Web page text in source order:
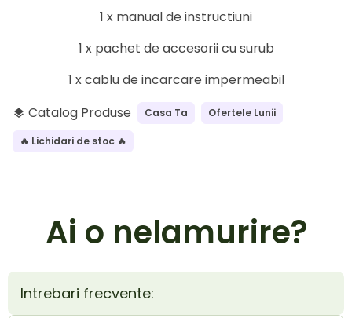
1 x manual de instructiuni
1 x pachet de accesorii cu surub
1 x cablu de incarcare impermeabil
layers Catalog Produse Casa Ta Ofertele Lunii
🔥 Lichidari de stoc 🔥
Ai o nelamurire?
Intrebari frecvente: